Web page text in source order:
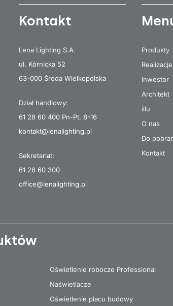
Kontakt
Lena Lighting S.A.
ul. Kórnicka 52
63-000 Środa Wielkopolska
Dział handlowy:
61 28 60 400 Pn-Pt, 8-16
kontakt@lenalighting.pl
Sekretariat:
61 28 60 300
office@lenalighting.pl
Produkty
Realizacje
Inwestor
Architekt
illu
O nas
Do
Kontakt
Oświetlenie robocze Professional
Naświetlacze
Oświetlenie placu budowy